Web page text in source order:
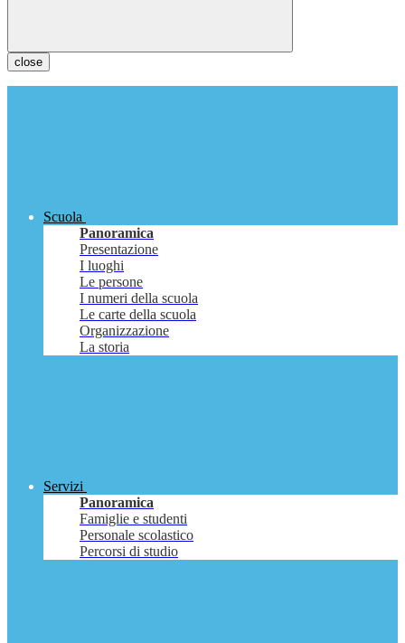
close
Scuola
Panoramica
Presentazione
I luoghi
Le persone
I numeri della scuola
Le carte della scuola
Organizzazione
La storia
Servizi
Panoramica
Famiglie e studenti
Personale scolastico
Percorsi di studio